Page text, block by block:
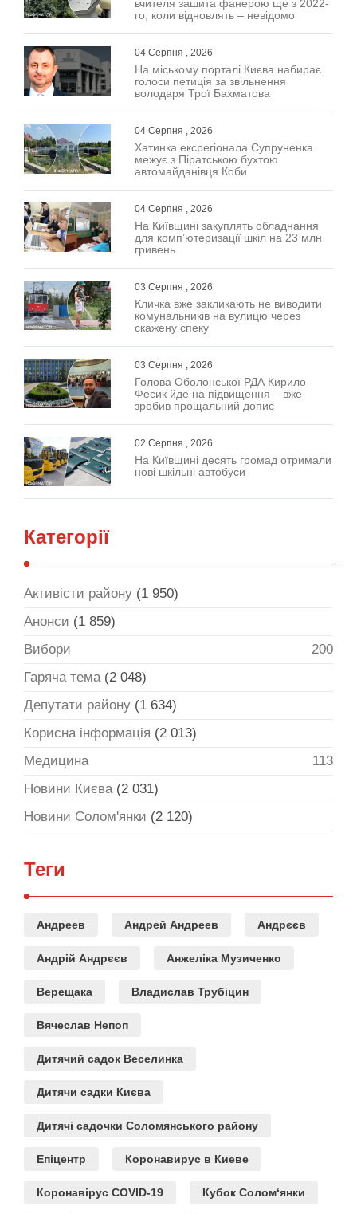
вчителя зашита фанерою ще з 2022-
го, коли відновлять – невідомо
04 Серпня , 2026
На міському порталі Києва набирає
голоси петиція за звільнення
володаря Трої Бахматова
04 Серпня , 2026
Хатинка ексрегіонала Супруненка
межує з Піратською бухтою
автомайданівця Коби
04 Серпня , 2026
На Київщині закуплять обладнання
для комп’ютеризації шкіл на 23 млн
гривень
03 Серпня , 2026
Кличка вже закликають не виводити
комунальників на вулицю через
скажену спеку
03 Серпня , 2026
Голова Оболонської РДА Кирило
Фесик йде на підвищення – вже
зробив прощальний допис
02 Серпня , 2026
На Київщині десять громад отримали
нові шкільні автобуси
Категорії
Активісти району (1 950)
Анонси (1 859)
Вибори
200
Гаряча тема(2 048)
Депутати району (1 634)
Корисна інформація (2 013)
Медицина
113
Новини Києва(2 031)
Новини Солом'янки (2 120)
Теги
Андреев Андрей Андреев Андрєєв
Андрій Андрєєв Анжеліка Музиченко
Верещака Владислав Трубіцин
Вячеслав Непоп
Дитячий садок Веселинка
Дитячи садки Києва
Дитячі садочки Соломянського району
Епіцентр Коронавирус в Киеве
Коронавірус COVID-19 Кубок Солом‘янки